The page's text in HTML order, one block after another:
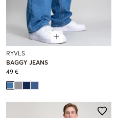
RYVLS
BAGGY JEANS
49 €